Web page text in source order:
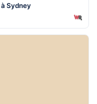
Sydney